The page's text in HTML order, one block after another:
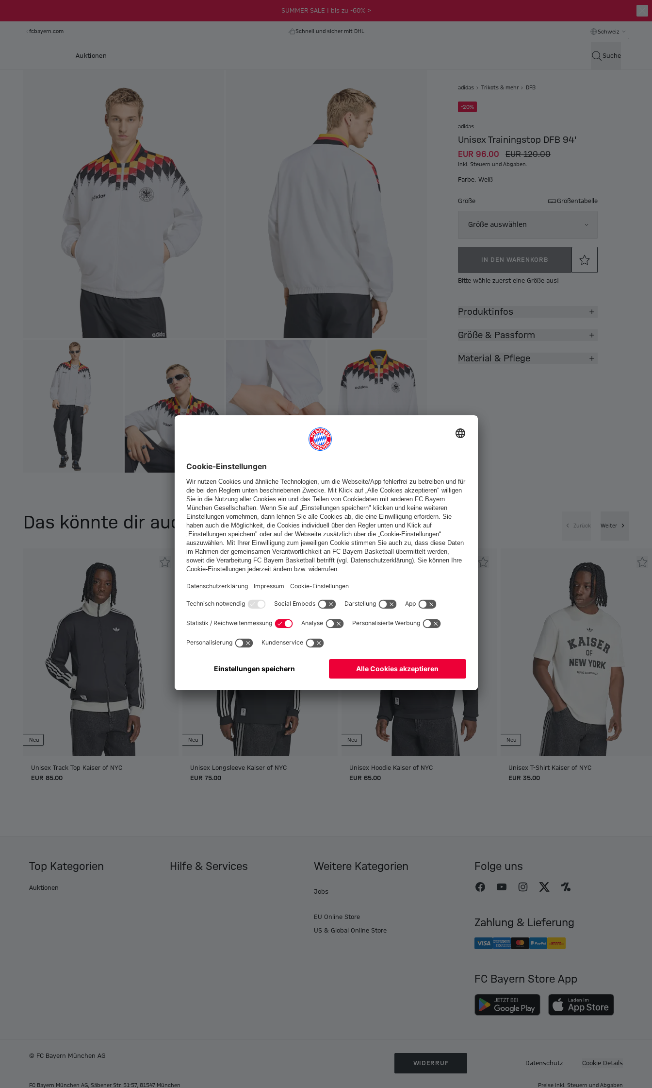
SUMMER SALE | bis zu -60% >
fcbayern.com Schnell und sicher mit DHL Schweiz
Auktionen Suche
adidas Trikots & mehr DFB
-20%
adidas
Unisex Trainingstop DFB 94'
EUR 96.00 EUR 120.00
inkl. Steuern und Abgaben.
Farbe: Weiß
Größe Größentabelle
Größe auswählen
IN DEN WARENKORB
Bitte wähle zuerst eine Größe aus!
Produktinfos
Größe & Passform
Material & Pflege
Das könnte dir auch gefallen Zurück Weiter
Neu
Unisex Track Top Kaiser of NYC
EUR 85.00
Neu
Unisex Longsleeve Kaiser of NYC
EUR 75.00
Neu
Unisex Hoodie Kaiser of NYC
EUR 65.00
Neu
Unisex T-Shirt Kaiser of NYC
EUR 35.00
Top Kategorien
Auktionen
Hilfe & Services Weitere Kategorien
Jobs
EU Online Store
US & Global Online Store
Folge uns
Zahlung & Lieferung
FC Bayern Store App
© FC Bayern München AG
WIDERRUF
Datenschutz Cookie Details
FC Bayern München AG, Säbener Str. 51-57, 81547 München Preise inkl. Steuern und Abgaben
Möchtest du im StoreSchweizbleiben?
Ja,Schweiz, um dorthin zu liefern!